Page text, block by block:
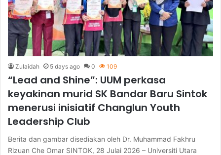
Zulaidah 5 days ago 0 109
“Lead and Shine”: UUM perkasa
keyakinan murid SK Bandar Baru Sintok
menerusi inisiatif Changlun Youth
Leadership Club
Berita dan gambar disediakan oleh Dr. Muhammad Fakhru
Rizuan Che Omar SINTOK, 28 Julai 2026 – Universiti Utara